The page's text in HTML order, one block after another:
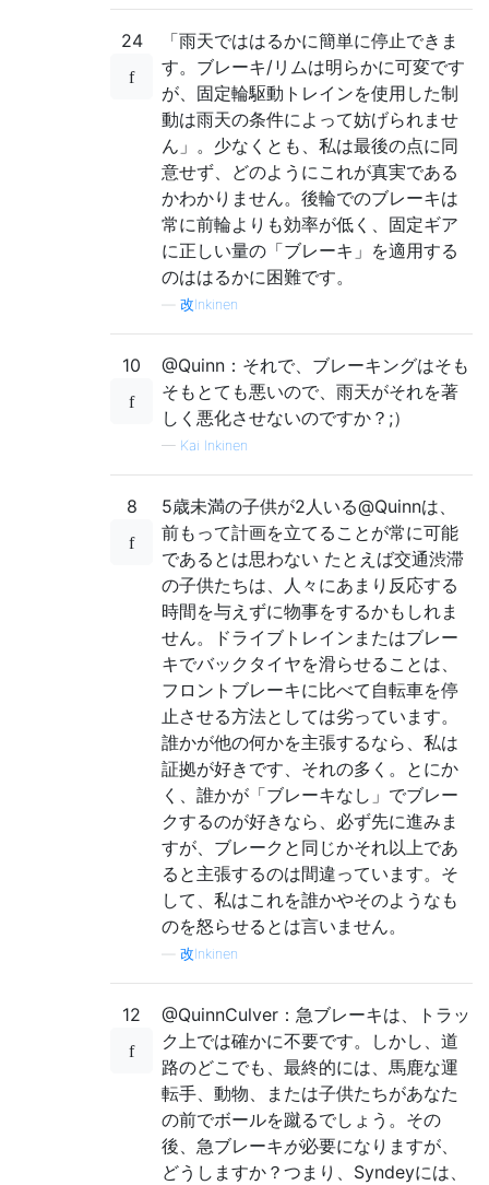
24
「雨天でははるかに簡単に停止できま
す。ブレーキ/リムは明らかに可変です
が、固定輪駆動トレインを使用した制
動は雨天の条件によって妨げられませ
ん」。少なくとも、私は最後の点に同
意せず、どのようにこれが真実である
かわかりません。後輪でのブレーキは
常に前輪よりも効率が低く、固定ギア
に正しい量の「ブレーキ」を適用する
のははるかに困難です。
改Inkinen
10
@Quinn：それで、ブレーキングはそも
そもとても悪いので、雨天がそれを著
しく悪化させないのですか？;）
— Kai Inkinen
8
5歳未満の子供が2人いる@Quinnは、
前もって計画を立てることが常に可能
であるとは思わない たとえば交通渋滞
の子供たちは、人々にあまり反応する
時間を与えずに物事をするかもしれま
せん。ドライブトレインまたはブレー
キでバックタイヤを滑らせることは、
フロントブレーキに比べて自転車を停
止させる方法としては劣っています。
誰かが他の何かを主張するなら、私は
証拠が好きです、それの多く。とにか
く、誰かが「ブレーキなし」でブレー
クするのが好きなら、必ず先に進みま
すが、ブレークと同じかそれ以上であ
ると主張するのは間違っています。そ
して、私はこれを誰かやそのようなも
のを怒らせるとは言いません。
改Inkinen
12
@QuinnCulver：急ブレーキは、トラッ
ク上では確かに不要です。しかし、道
路のどこでも、最終的には、馬鹿な運
転手、動物、または子供たちがあなた
の前でボールを蹴るでしょう。その
後、急ブレーキ が必要になりますが、
どうしますか？つまり、Syndeyには、